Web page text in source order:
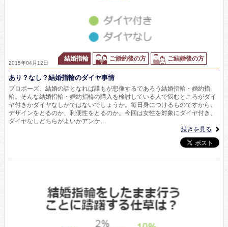
2015年04月12日
結婚指輪 ご婚約後の方 ご結婚後の方
あり？なし？結婚指輪のダイヤ事情
プロポーズ、結婚の話となれば誰もが想像するであろう結婚指輪・婚約指
輪。そんな結婚指輪・婚約指輪の購入を検討している人で悩むところがダイ
ヤ付きかダイヤなしかではないでしょうか。毎日身につけるものですから、
デザインをとるのか、利便性をとるのか。今回は女性を対象にダイヤ付き、
ダイヤなしどちらがよいかアンケ…
続きを見る